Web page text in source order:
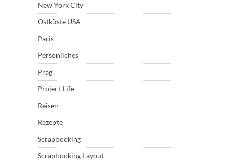
New York City
Ostküste USA
Paris
Persönliches
Prag
Project Life
Reisen
Rezepte
Scrapbooking
Scrapbooking Layout